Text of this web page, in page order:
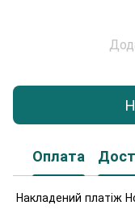
Оплата
Накладений платіж